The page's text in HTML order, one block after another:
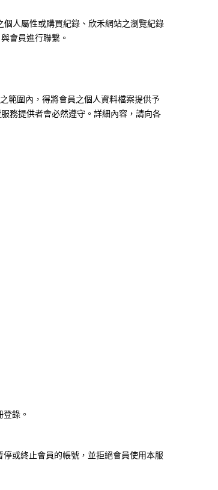
個人屬性或購買紀錄、欣禾網站之瀏覽紀錄
會員進行聯繫。
範圍內，得將會員之個人資料檔案提供予
務提供者會必然遵守。詳細內容，請向各
錄。
或終止會員的帳號，並拒絕會員使用本服